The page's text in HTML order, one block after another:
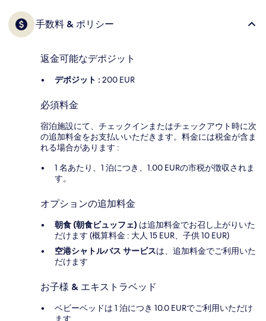
手数料 & ポリシー
返金可能なデポジット
デポジット : 200 EUR
必須料金
宿泊施設にて、チェックインまたはチェックアウト時に次
の追加料金をお支払いいただきます。料金には税金が含ま
れる場合があります :
1 名あたり、1 泊につき、1.00 EURの市税が徴収されま
す。
オプションの追加料金
朝食 (朝食ビュッフェ) は追加料金でお召し上がりいた
だけます (概算料金 : 大人 15 EUR、子供 10 EUR)
空港シャトルバス サービスは、追加料金でご利用いた
だけます
お子様 & エキストラベッド
ベビーベッドは 1 泊につき 10.0 EURでご利用いただけ
ます